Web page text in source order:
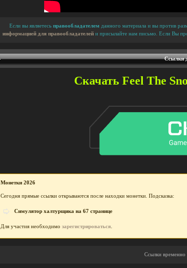
Если вы являетесь правообладателем данного материала и вы против
информацией для правообладателей и присылайте нам письмо. Если Вы
Ссылки
Скачать Feel The
Монетки 2026
Сегодня прямые ссылки открываются после находки монетки. Подсказка:
Симулятор халтурщика на 67 странице
Для участия необходимо зарегистрироваться
Ссылки временно